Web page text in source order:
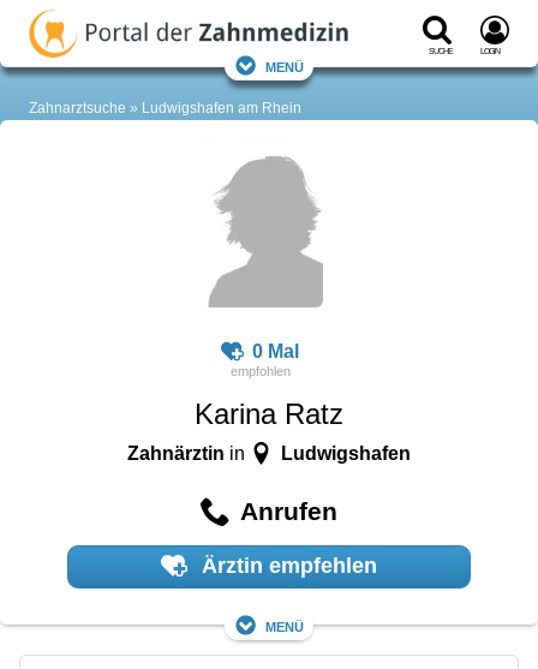
Suche Login
Menü
Zahnarztsuche Ludwigshafen am Rhein
0 Mal
Karina Ratz
Zahnärztin in Ludwigshafen
Anrufen
Ärztin empfehlen
Menü